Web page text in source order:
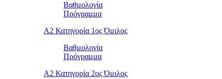
Βαθμολογία
Πρόγραμμα
Α2 Κατηγορία 1ος Όμιλος
Βαθμολογία
Πρόγραμμα
Α2 Κατηγορία 2ος Όμιλος